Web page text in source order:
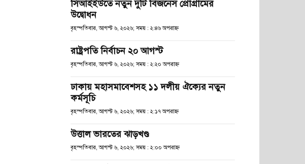
সিআইইউতে নতুন দুটি বিজনেস প্রোগ্রামের
উদ্বোধন
বৃহস্পতিবার, আগস্ট ৬, ২০২৬; সময় : ২:৪৬ অপরাহ্ণ
রাষ্ট্রপতি নির্বাচন ২০ আগস্ট
বৃহস্পতিবার, আগস্ট ৬, ২০২৬; সময় : ২:২০ অপরাহ্ণ
ঢাকায় মহাসমাবেশসহ ১১ দলীয় ঐক্যের নতুন
কর্মসূচি
বৃহস্পতিবার, আগস্ট ৬, ২০২৬; সময় : ২:১৭ অপরাহ্ণ
উত্তাল ভারতের ঝাড়খণ্ড
বৃহস্পতিবার, আগস্ট ৬, ২০২৬; সময় : ২:০০ অপরাহ্ণ